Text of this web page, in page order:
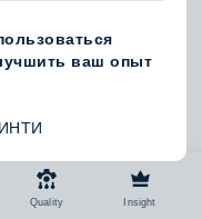
в состав
в 2002 году
Quality Insight
ваш опыт